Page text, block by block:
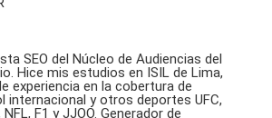
SEO del Núcleo de Audiencias del
Hice mis estudios en ISIL de Lima,
experiencia en la cobertura de
internacional y otros deportes UFC,
F1 y JJOO. Generador de